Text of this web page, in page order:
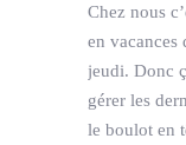
Chez nous
en vacances
jeudi. Donc
gérer les
le boulot en